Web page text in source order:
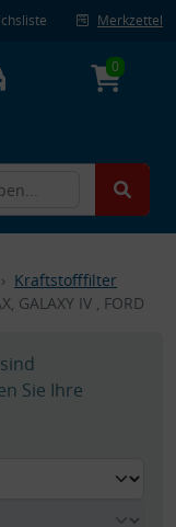
Merkzettel
0
Kraftstofffilter
GALAXY IV , FORD
Sie Ihre